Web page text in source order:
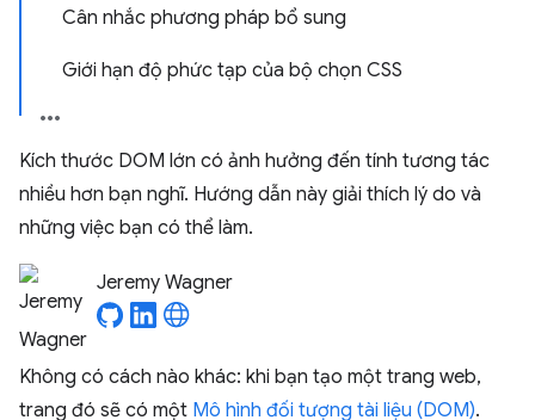
Cân nhắc phương pháp bổ sung
Giới hạn độ phức tạp của bộ chọn CSS
Kích thước DOM lớn có ảnh hưởng đến tính tương tác
nhiều hơn bạn nghĩ. Hướng dẫn này giải thích lý do và
những việc bạn có thể làm.
Jeremy Wagner
Không có cách nào khác: khi bạn tạo một trang web,
trang đó sẽ có một Mô hình đối tượng tài liệu (DOM).